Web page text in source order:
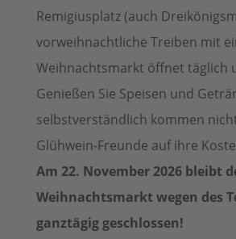
Remigiusplatz (auch
vorweihnachtliche Treiben mit
Weihnachtsmarkt öffnet täglich
Genießen Sie Speisen und
selbstverständlich kommen
Glühwein-Freunde auf ihre
Am 22. November 2026 bleibt
Weihnachtsmarkt wegen des
ganztägig geschlossen!